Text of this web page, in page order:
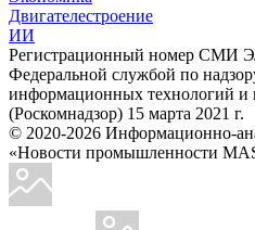
Двигателестроение
ИИ
Регистрационный номер СМИ
Федеральной службой по
информационных технологий и
(Роскомнадзор) 15 марта 2021 г.
© 2020-2026 Информационно-
«Новости промышленности